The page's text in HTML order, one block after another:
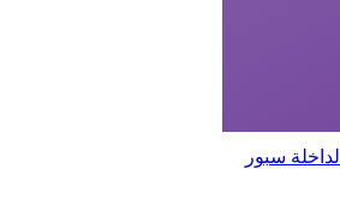
الداخلة سبور